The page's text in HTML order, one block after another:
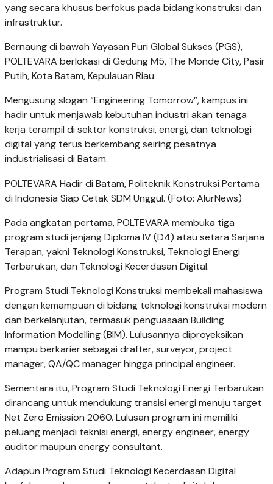
yang secara khusus berfokus pada bidang konstruksi dan
infrastruktur.
Bernaung di bawah Yayasan Puri Global Sukses (PGS),
POLTEVARA berlokasi di Gedung M5, The Monde City, Pasir
Putih, Kota Batam, Kepulauan Riau.
Mengusung slogan “Engineering Tomorrow”, kampus ini
hadir untuk menjawab kebutuhan industri akan tenaga
kerja terampil di sektor konstruksi, energi, dan teknologi
digital yang terus berkembang seiring pesatnya
industrialisasi di Batam.
POLTEVARA Hadir di Batam, Politeknik Konstruksi Pertama
di Indonesia Siap Cetak SDM Unggul. (Foto: AlurNews)
Pada angkatan pertama, POLTEVARA membuka tiga
program studi jenjang Diploma IV (D4) atau setara Sarjana
Terapan, yakni Teknologi Konstruksi, Teknologi Energi
Terbarukan, dan Teknologi Kecerdasan Digital.
Program Studi Teknologi Konstruksi membekali mahasiswa
dengan kemampuan di bidang teknologi konstruksi modern
dan berkelanjutan, termasuk penguasaan Building
Information Modelling (BIM). Lulusannya diproyeksikan
mampu berkarier sebagai drafter, surveyor, project
manager, QA/QC manager hingga principal engineer.
Sementara itu, Program Studi Teknologi Energi Terbarukan
dirancang untuk mendukung transisi energi menuju target
Net Zero Emission 2060. Lulusan program ini memiliki
peluang menjadi teknisi energi, energy engineer, energy
auditor maupun energy consultant.
Adapun Program Studi Teknologi Kecerdasan Digital